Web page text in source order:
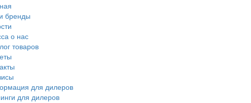
бренды
о нас
товаров
для дилеров
для дилеров